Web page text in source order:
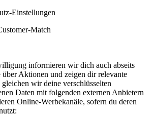
Einstellungen
Match
informieren wir dich auch abseits
über Aktionen und zeigen dir relevante
wir deine verschlüsselten
Daten mit folgenden externen Anbietern
Online-Werbekanäle, sofern du deren